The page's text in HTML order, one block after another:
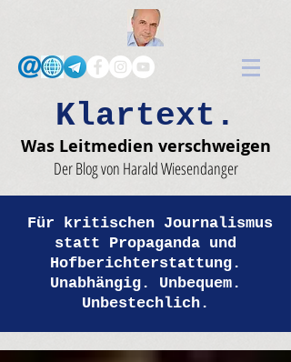
Klartext.
Was Leitmedien verschweigen
Der Blog von Harald Wiesendanger
Für kritischen Journalismus
statt Propaganda und
Hofberichterstattung.
Unabhängig. Unbequem.
Unbestechlich.